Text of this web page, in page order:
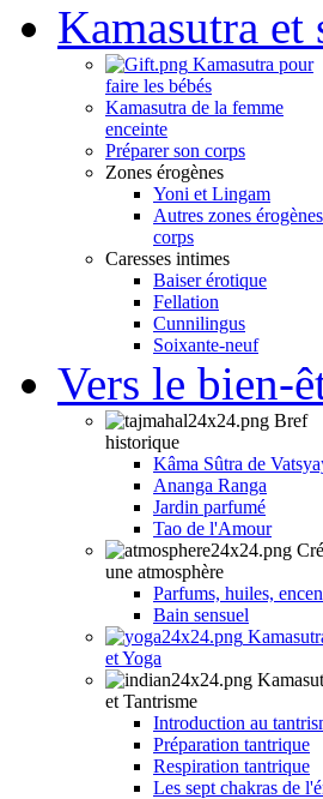
Kamasutra et
Kamasutra pour
faire les bébés
Kamasutra de la femme
enceinte
Préparer son corps
Zones érogènes
Yoni et Lingam
Autres zones
corps
Caresses intimes
Baiser érotique
Fellation
Cunnilingus
Soixante-neuf
Vers le bien-
Bref
historique
Kâma Sûtra de
Ananga Ranga
Jardin parfumé
Tao de l'Amour
une atmosphère
Parfums, huiles,
Bain sensuel
et Yoga
et Tantrisme
Introduction au
Préparation tantrique
Respiration tantrique
Les sept chakras de